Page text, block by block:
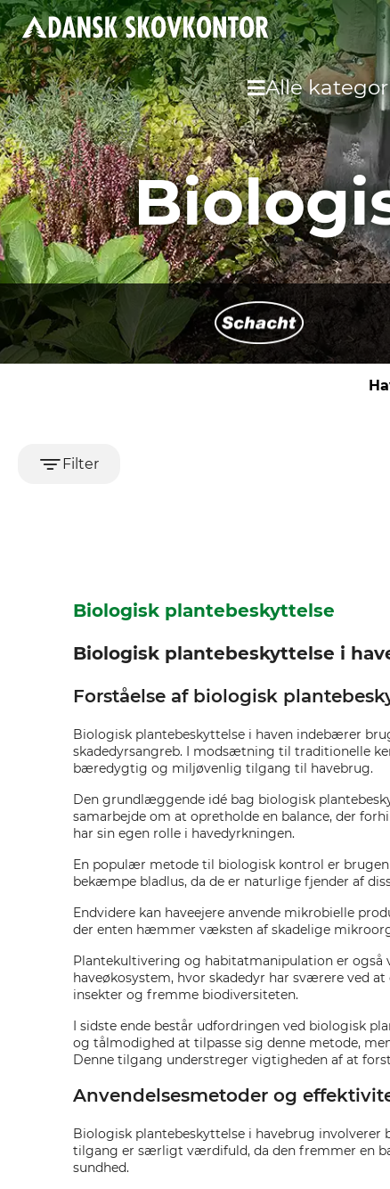
Alle
Filter
Biologisk plantebeskyttelse
Biologisk plantebeskyttelse i
Forståelse af biologisk
Biologisk plantebeskyttelse i haven indebærer
skadedyrsangreb. I modsætning til traditionelle
bæredygtig og miljøvenlig tilgang til havebrug.
Den grundlæggende idé bag biologisk
samarbejde om at opretholde en balance, der
har sin egen rolle i havedyrkningen.
En populær metode til biologisk kontrol er
bekæmpe bladlus, da de er naturlige fjender af
Endvidere kan haveejere anvende mikrobielle
der enten hæmmer væksten af skadelige
Plantekultivering og habitatmanipulation er også
haveøkosystem, hvor skadedyr har sværere ved
insekter og fremme biodiversiteten.
I sidste ende består udfordringen ved biologisk
og tålmodighed at tilpasse sig denne metode,
Denne tilgang understreger vigtigheden af at
Anvendelsesmetoder og
Biologisk plantebeskyttelse i havebrug
tilgang er særligt værdifuld, da den fremmer en
sundhed.